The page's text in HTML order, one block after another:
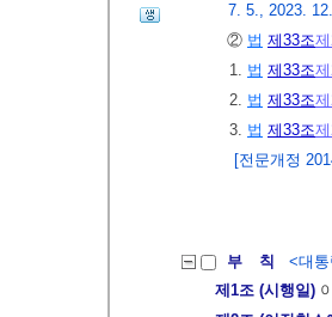
7. 5., 2023.
② 법 제33조
1. 법 제33조
2. 법 제33조
3. 법 제33조
[전문개정
부 칙
<대
제1조 (시행일)